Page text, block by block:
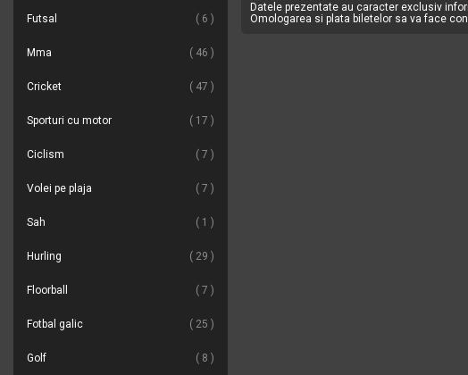
Futsal 6
Mma 46
Cricket 47
Sporturi cu motor 17
Ciclism 7
Volei pe plaja 7
Sah 1
Hurling 29
Floorball 7
Fotbal galic 25
Golf 8
Datele prezentate au caracter exclusiv
Omologarea si plata biletelor sa va face